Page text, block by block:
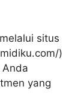
situs
)
yang